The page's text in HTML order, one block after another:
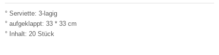
° Serviette: 3-lagig
° aufgeklappt: 33 * 33 cm
° Inhalt: 20 Stück